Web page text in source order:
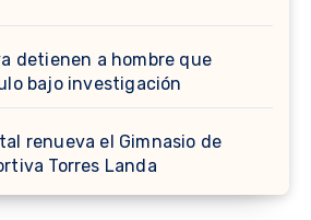
detienen a hombre que
bajo investigación
renueva el Gimnasio de
Torres Landa